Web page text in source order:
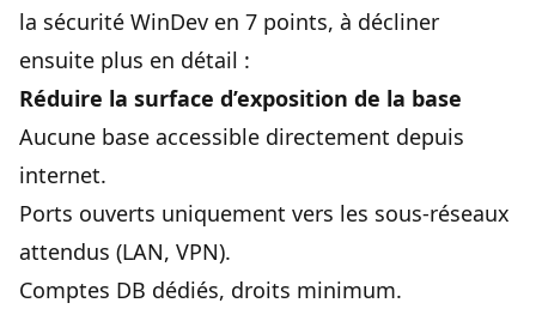
la sécurité WinDev en 7 points, à décliner
ensuite plus en détail :
Réduire la surface d’exposition de la base
Aucune base accessible directement depuis
internet.
Ports ouverts uniquement vers les sous-réseaux
attendus (LAN, VPN).
Comptes DB dédiés, droits minimum.